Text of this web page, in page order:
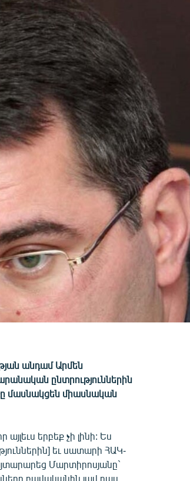
անդամ Արմեն
ընտրություններին
մասնակցեն միասնական
երբեք չի լինի: Ես
եւ սատարի ՀԱԿ-
Մարտիրոսյանը`
բավականին լավ դաս